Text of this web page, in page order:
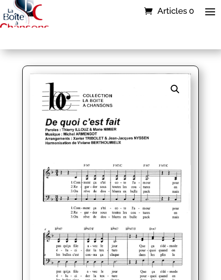
Articles 0